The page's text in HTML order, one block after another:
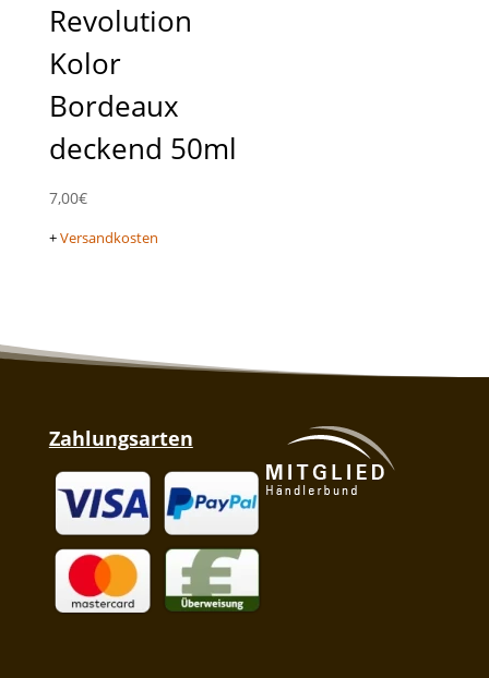
Revolution
Kolor
Bordeaux
deckend 50ml
7,00€
+Versandkosten
Zahlungsarten